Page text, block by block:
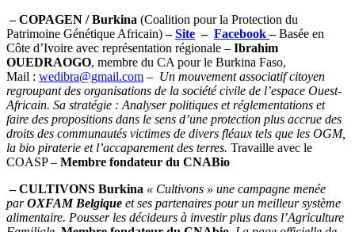
– COPAGEN / Burkina (Coalition pour la Protection du
Patrimoine Génétique Africain)–Site – Facebook–Basée en
Côte d’Ivoire avec représentation régionale – Ibrahim
OUEDRAOGO, membre du CA pour le Burkina Faso,
Mail : wedibra@gmail.com – Un mouvement associatif citoyen
regroupant des organisations de la société civile de l’espace Ouest-
Africain. Sa stratégie : Analyser politiques et réglementations et
faire des propositions dans le sens d’une protection plus accrue des
droits des communautés victimes de divers fléaux tels que les OGM,
la bio piraterie et l’accaparement des terres. Travaille avec le
COASP – Membre fondateur du CNABio
– CULTIVONS Burkina « Cultivons » une campagne menée
parOXFAM Belgique et ses partenaires pour un meilleur système
alimentaire. Pousser les décideurs à investir plus dans l’Agriculture